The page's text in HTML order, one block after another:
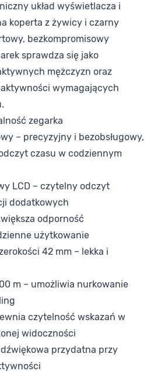
układ wyświetlacza i
koperta z żywicy i czarny
bezkompromisowy
sprawdza się jako
mężczyzn oraz
wymagających
zegarka
– precyzyjny i bezobsługowy,
czasu w codziennym
LCD – czytelny odczyt
dodatkowych
odporność
użytkowanie
42 mm – lekka i
m – umożliwia nurkowanie
czytelność wskazań w
widoczności
przydatna przy